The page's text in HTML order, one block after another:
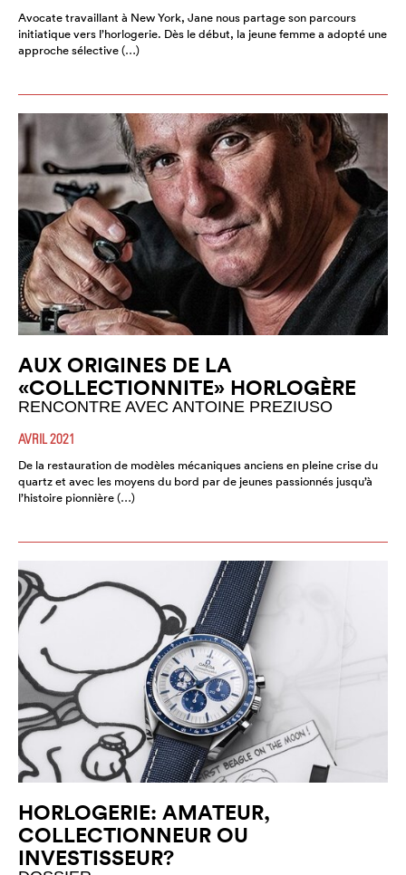
Avocate travaillant à New York, Jane nous partage son parcours
initiatique vers l’horlogerie. Dès le début, la jeune femme a adopté une
approche sélective (…)
AUX ORIGINES DE LA
«COLLECTIONNITE» HORLOGÈRE
RENCONTRE AVEC ANTOINE PREZIUSO
AVRIL 2021
De la restauration de modèles mécaniques anciens en pleine crise du
quartz et avec les moyens du bord par de jeunes passionnés jusqu’à
l’histoire pionnière (…)
HORLOGERIE: AMATEUR,
COLLECTIONNEUR OU
INVESTISSEUR?